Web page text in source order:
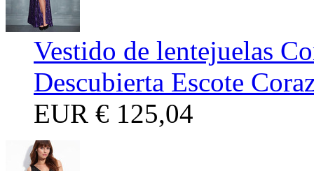
Vestido de lentejuelas
Descubierta Escote
EUR € 125,04